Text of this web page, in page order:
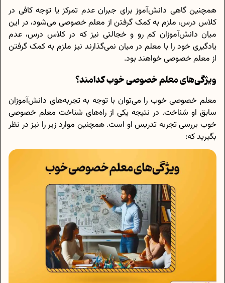
همچنین گاهی دانش‌آموز برای جبران عدم تمرکز یا توجه کافی در
کلاس درس، ملزم به کمک گرفتن از معلم خصوصی می‌شود، در این
میان دانش‌آموزان کم رو و خجالتی نیز که در کلاس درس، عدم
یادگیری خود را با معلم در میان نمی‌گذارند نیز ملزم به کمک گرفتن
از معلم خصوصی خواهند بود.
ویژگی‌های معلم خصوصی خوب کدامند؟
معلم خصوصی خوب را می‌توان با توجه به تجربه‌های دانش‌آموزان
سابق او شناخت. در نتیجه یکی از راه‌های شناخت معلم خصوصی
خوب بررسی تجربه تدریس او است. همچنین موارد زیر را نیز در نظر
بگیرید که: